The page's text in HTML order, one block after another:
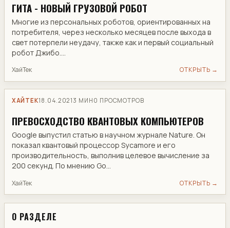
ГИТА - НОВЫЙ ГРУЗОВОЙ РОБОТ
Многие из персональных роботов, ориентированных на
потребителя, через несколько месяцев после выхода в
свет потерпели неудачу, также как и первый социальный
робот Джибо....
ХайТек ОТКРЫТЬ →
ХАЙТЕК18.04.2021 3 МИН 0 ПРОСМОТРОВ
ПРЕВОСХОДСТВО КВАНТОВЫХ КОМПЬЮТЕРОВ
Google выпустил статью в научном журнале Nature. Он
показал квантовый процессор Sycamore и его
производительность, выполнив целевое вычисление за
200 секунд. По мнению Go...
ХайТек ОТКРЫТЬ →
О РАЗДЕЛЕ